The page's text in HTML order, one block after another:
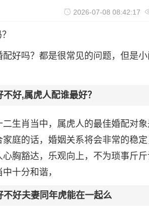
2026-07-08 08:42:17
好吗？都是很常见的问题，但是
好,属虎人配谁最好？
生肖当中，属虎人的最佳婚配对
庭的话，婚姻关系将会非常的稳
胸豁达，乐观向上，不为琐事斤
十分和谐，
不好夫妻同年虎能在一起么